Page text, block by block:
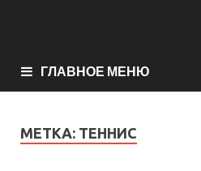
ГЛАВНОЕ МЕНЮ
МЕТКА: ТЕННИС